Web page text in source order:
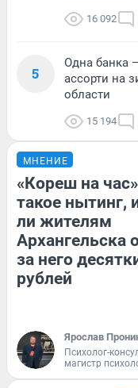
16 092
5
Одна банка
ассорти на
области
15 194
МНЕНИЕ
«Кореш на
такое нытинг,
ли жителям
Архангельска
за него
рублей
Ярослав
Психолог-
магистр